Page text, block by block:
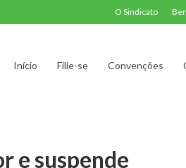
O Sindicato
Início Filie-se Convenções
e suspende